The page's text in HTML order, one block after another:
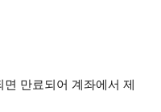
만료되어 계좌에서 제